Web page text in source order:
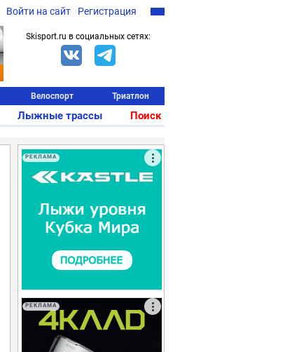
Войти на сайт Регистрация
Skisport.ru в социальных сетях:
Велоспорт Триатлон
Лыжные трассы Поиск
РЕКЛАМА
РЕКЛАМА